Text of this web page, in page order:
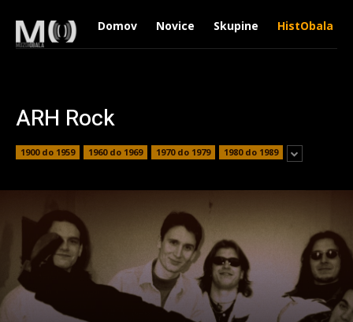
Domov Novice Skupine HistObala
ARH Rock
1900 do 1959 1960 do 1969 1970 do 1979 1980 do 1989